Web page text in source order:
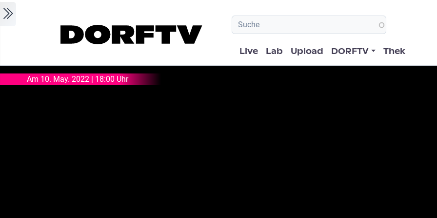
Hauptnavigation
Live Lab Upload DORFTV Thek
Am 10. May. 2022 | 18:00 Uhr